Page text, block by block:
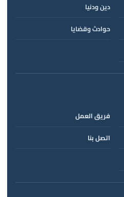
دين ودنيا
حوادث وقضايا
فريق العمل
اتصل بنا